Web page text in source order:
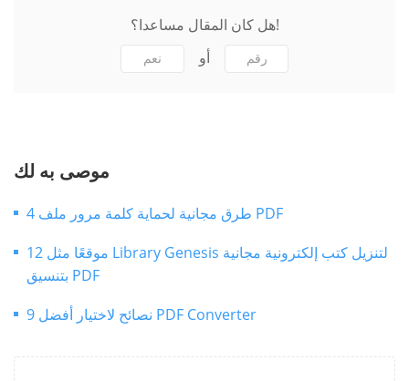
هل كان المقال مساعدا؟!
نعم أو رقم
موصى به لك
4 طرق مجانية لحماية كلمة مرور ملف PDF
12 موقعًا مثل Library Genesis لتنزيل كتب إلكترونية مجانية
بتنسيق PDF
9 نصائح لاختيار أفضل PDF Converter